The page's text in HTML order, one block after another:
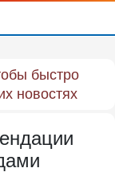
быстро
новостях